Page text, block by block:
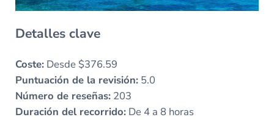
Detalles clave
Coste:Desde $376.59
Puntuación de la revisión:5.0
Número de reseñas:203
Duración del recorrido:De 4 a 8 horas